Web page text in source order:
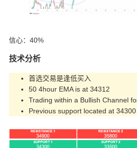
信心：40%
技术分析
首选交易是逢低买入
50 4hour EMA is at 34312
Trading within a Bullish Channel
Previous support located at 34300